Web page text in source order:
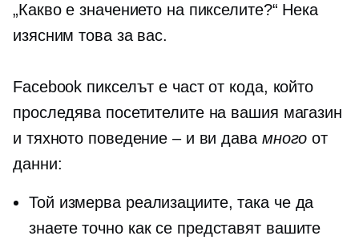
„Какво е значението на пикселите?“ Нека
изясним това за вас.
Facebook пикселът е част от кода, който
проследява посетителите на вашия магазин
и тяхното поведение – и ви дава много от
данни:
Той измерва реализациите, така че да
знаете точно как се представят вашите